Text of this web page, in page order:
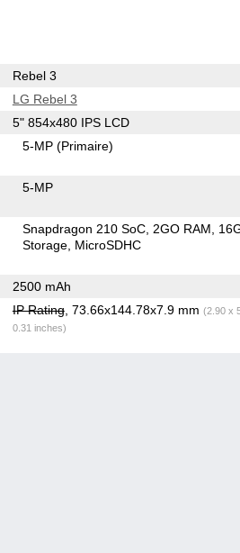
Rebel 3
LG Rebel 3
5" 854x480 IPS LCD
5-MP(Primaire)
5-MP
Snapdragon 210 SoC 2GO RAM
Storage MicroSDHC
2500 mAh
IP Rating, 73.66x144.78x7.9 mm (2.90 x
0.31 inches)